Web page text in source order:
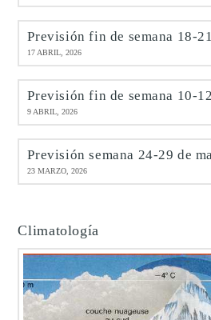
Previsión fin de semana 18-
17 ABRIL, 2026
Previsión fin de semana 10-
9 ABRIL, 2026
Previsión semana 24-29 de
23 MARZO, 2026
Climatología